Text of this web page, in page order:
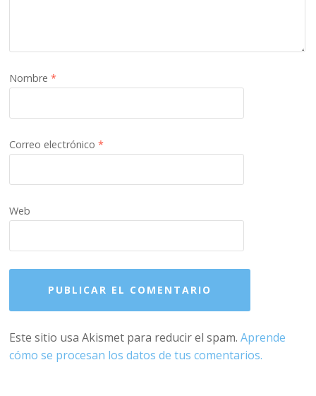
Nombre*
Correo electrónico*
Web
Este sitio usa Akismet para reducir el spam.Aprende
cómo se procesan los datos de tus comentarios.